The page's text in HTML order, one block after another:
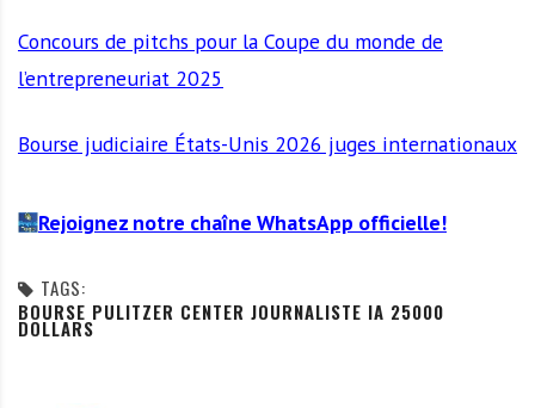
Concours de pitchs pour la Coupe du monde de
l’entrepreneuriat 2025
Bourse judiciaire États-Unis 2026 juges internationaux
Rejoignez notre chaîne WhatsApp officielle!
TAGS:
BOURSE PULITZER CENTER JOURNALISTE IA 25000
DOLLARS